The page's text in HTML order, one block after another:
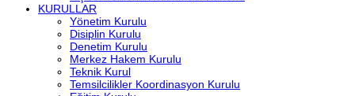
KURULLAR
Yönetim Kurulu
Disiplin Kurulu
Denetim Kurulu
Merkez Hakem Kurulu
Teknik Kurul
Temsilcilikler Koordinasyon Kurulu